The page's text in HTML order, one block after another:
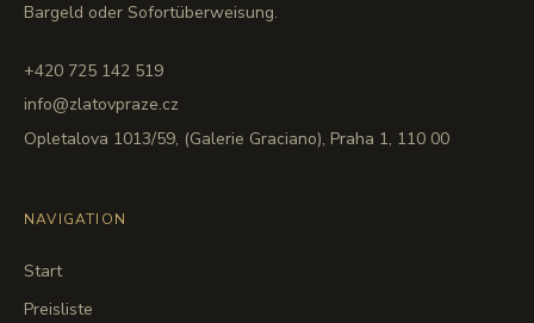
Bargeld oder Sofortüberweisung.
+420 725 142 519
info@zlatovpraze.cz
Opletalova 1013/59, (Galerie Graciano), Praha 1, 110 00
NAVIGATION
Start
Preisliste